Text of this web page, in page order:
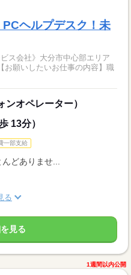
PCヘルプデスク！未
ス会社》大分市中心部エリア
願いしたいお仕事の内容】職
ンオペレーター）
13分）
一部支給
どありませ...
る
見る
1週間以内公開